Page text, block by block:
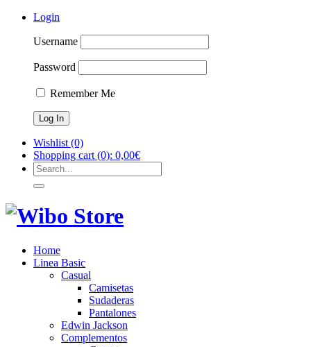
Login
Username
Password
Remember Me
Wishlist (0)
Shopping cart (0): 0,00€
Home
Linea Basic
Casual
Camisetas
Sudaderas
Pantalones
Edwin Jackson
Complementos